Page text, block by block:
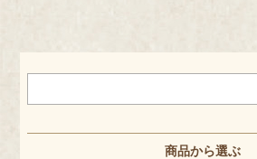
商品から選ぶ